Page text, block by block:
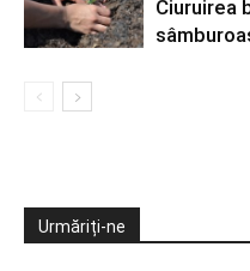
Ciuruirea
Urmăriți-ne